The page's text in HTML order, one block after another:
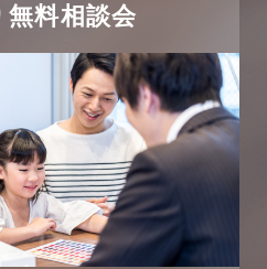
料相談会